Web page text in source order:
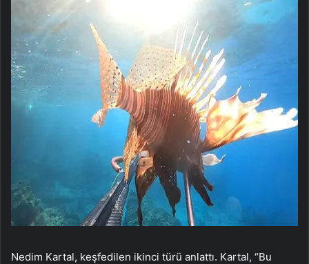
Nedim Kartal, keşfedilen ikinci türü anlattı. Kartal, “Bu